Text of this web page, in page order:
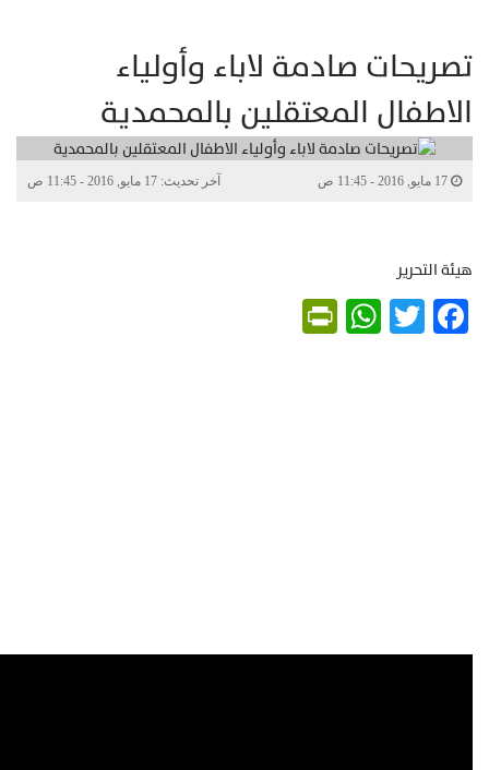
تصريحات صادمة لاباء وأولياء
الاطفال المعتقلين بالمحمدية
آخر تحديث: 17 مايو, 2016 - 11:45 ص
هيئة التحرير
Facebook
Twitter
WhatsApp